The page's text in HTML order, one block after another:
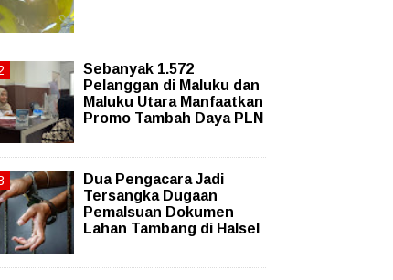
Sebanyak 1.572
Pelanggan di Maluku dan
Maluku Utara Manfaatkan
Promo Tambah Daya PLN
Dua Pengacara Jadi
Tersangka Dugaan
Pemalsuan Dokumen
Lahan Tambang di Halsel